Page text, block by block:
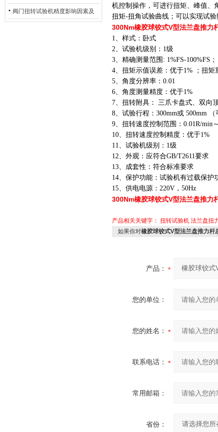
除：从传感器信号异常到机械传
阀门扭转试验机精度影响因素及
机控制操作，可进行扭矩、峰值、
扭矩-扭角试验曲线；可以实现试
300Nm橡胶球铰式V型法兰盘推力
1、样式：卧式
2、试验机级别：1级
3、精确测量范围: 1%FS-100%FS；
4、扭矩示值误差：优于1% ；扭矩
5、角度分辨率：0.01
6、角度测量精度：优于1%
7、扭转附具： 三爪卡盘式、双向
8、试验行程：300mm或 500mm （
9、扭转速度控制范围：0.01R/min
10、扭转速度控制精度：优于1%
11、试验机级别：1级
12、外观：应符合GB/T2611要求
13、成套性：符合标准要求
14、保护功能：试验机有过载保护
15、供电电源：220V，50Hz
300Nm橡胶球铰式V型法兰盘推力
产品相关关键字： 扭转试验机 法兰盘扭
如果你对橡胶球铰式V型法兰盘推力杆
产品：
您的单位：
您的姓名：
联系电话：
常用邮箱：
省份：